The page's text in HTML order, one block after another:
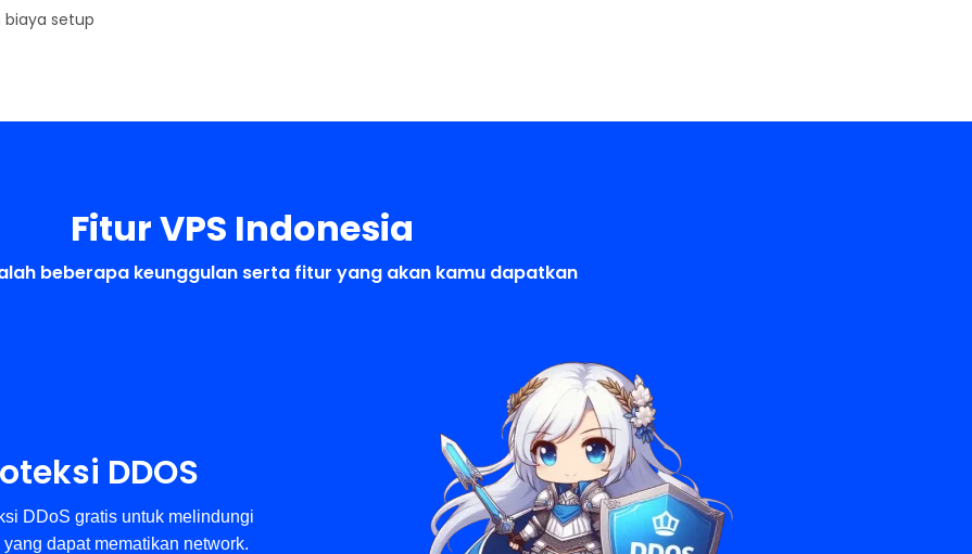
setup
Fitur VPS Indonesia
beberapa keunggulan serta fitur yang akan kamu dapatkan
DDOS
DDoS gratis untuk melindungi
dapat mematikan network.